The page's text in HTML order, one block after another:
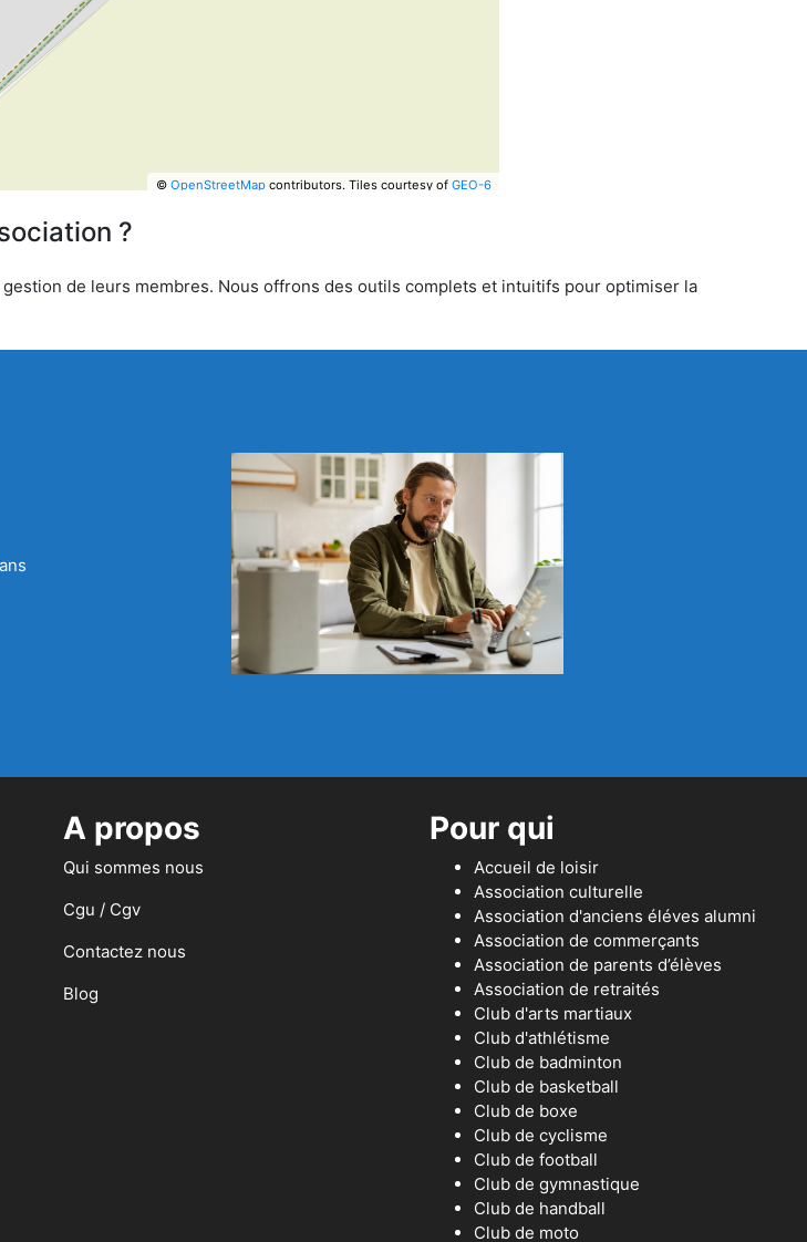
© OpenStreetMapcontributors. Tiles courtesy of GEO-6
?
de leurs membres. Nous offrons des outils complets et intuitifs pour optimiser la
A propos
Qui sommes nous
Cgu / Cgv
Contactez nous
Blog
Pour qui
Accueil de loisir
Association culturelle
Association d'anciens éléves alumni
Association de commerçants
Association de parents d’élèves
Association de retraités
Club d'arts martiaux
Club d'athlétisme
Club de badminton
Club de basketball
Club de boxe
Club de cyclisme
Club de football
Club de gymnastique
Club de handball
Club de moto